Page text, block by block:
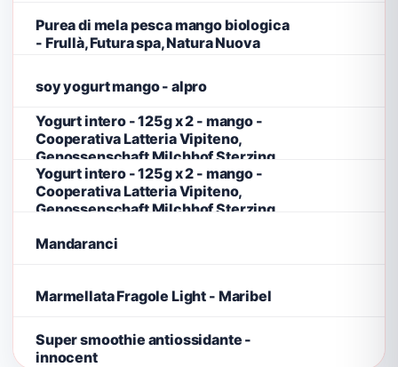
Purea di mela pesca mango biologica
- Frullà, Futura spa, Natura Nuova
soy yogurt mango - alpro
Yogurt intero - 125g x 2 - mango -
Cooperativa Latteria Vipiteno,
Genossenschaft Milchhof Sterzing,
Yogurt intero - 125g x 2 - mango -
Cooperativa Latteria Vipiteno,
Genossenschaft Milchhof Sterzing,
Mandaranci
Marmellata Fragole Light - Maribel
Super smoothie antiossidante -
innocent